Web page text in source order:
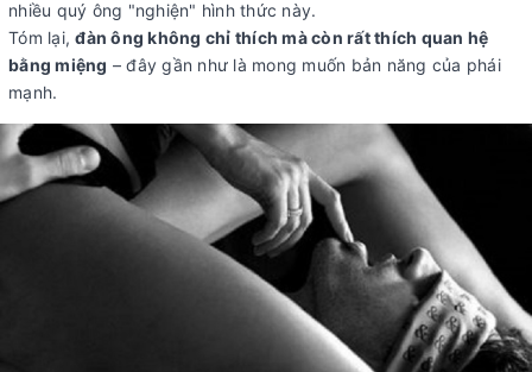
nhiều quý ông "nghiện" hình thức này.
Tóm lại,đàn ông không chỉ thích mà còn rất thích quan hệ
bằng miệng – đây gần như là mong muốn bản năng của phái
mạnh.